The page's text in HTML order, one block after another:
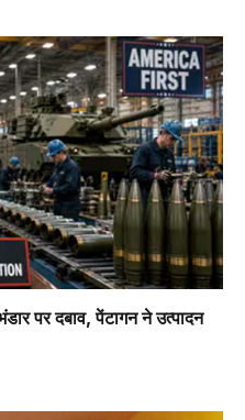
पर दबाव, पेंटागन ने उत्पादन